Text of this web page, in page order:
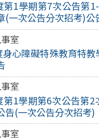
第1學期第7次公告第
(一次公告分次招考)公
事室
心障礙特殊教育特教
室
第1學期第6次公告第2
告(一次公告分次招考)
事室